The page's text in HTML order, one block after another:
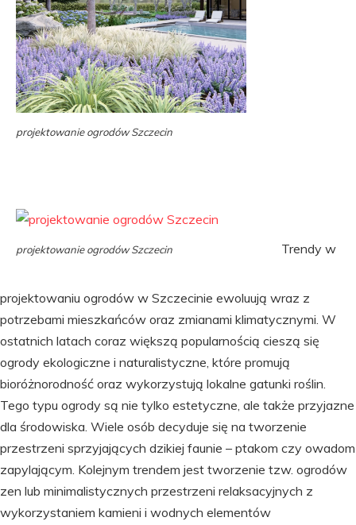
projektowanie ogrodów Szczecin
projektowanie ogrodów Szczecin Trendy w
projektowaniu ogrodów w Szczecinie ewoluują wraz z
potrzebami mieszkańców oraz zmianami klimatycznymi. W
ostatnich latach coraz większą popularnością cieszą się
ogrody ekologiczne i naturalistyczne, które promują
bioróżnorodność oraz wykorzystują lokalne gatunki roślin.
Tego typu ogrody są nie tylko estetyczne, ale także przyjazne
dla środowiska. Wiele osób decyduje się na tworzenie
przestrzeni sprzyjających dzikiej faunie – ptakom czy owadom
zapylającym. Kolejnym trendem jest tworzenie tzw. ogrodów
zen lub minimalistycznych przestrzeni relaksacyjnych z
wykorzystaniem kamieni i wodnych elementów